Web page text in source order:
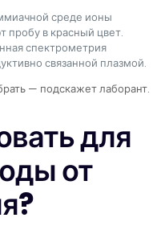
среде ионы
пробу в красный цвет.
спектрометрия
связанной плазмой.
— подскажет лаборант.
для
от